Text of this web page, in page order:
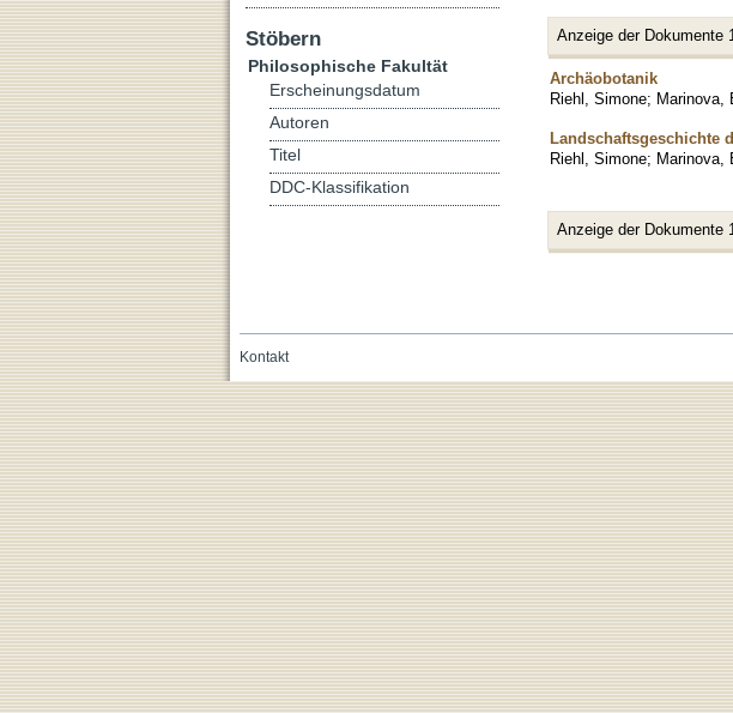
Anzeige der Dokumente
Archäobotanik
Riehl, Simone; Marinova,
Landschaftsgeschichte
Riehl, Simone; Marinova,
Anzeige der Dokumente
Stöbern
Philosophische Fakultät
Erscheinungsdatum
Autoren
Titel
DDC-Klassifikation
Kontakt